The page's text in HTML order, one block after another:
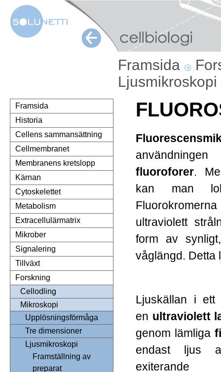
Framsida
Ljusmikroskopi
Framsida
Historia
Cellens sammansättning
Cellmembranet
Membranens kretslopp
Kärnan
Cytoskelettet
Metabolism
Extracellulärmatrix
Mikrober
Signalering
Tillväxt
Forskning
Cellodling
Mikroskopi
Upplösningsförmåga
Tre dimensioner
Ljusmikroskopi
Framställning av
preparat
fluoroforer.
kan man
ultraviolett
form av
våglängd. Detta
Ljuskällan i ett
en ultraviolett
genom lämliga
endast ljus